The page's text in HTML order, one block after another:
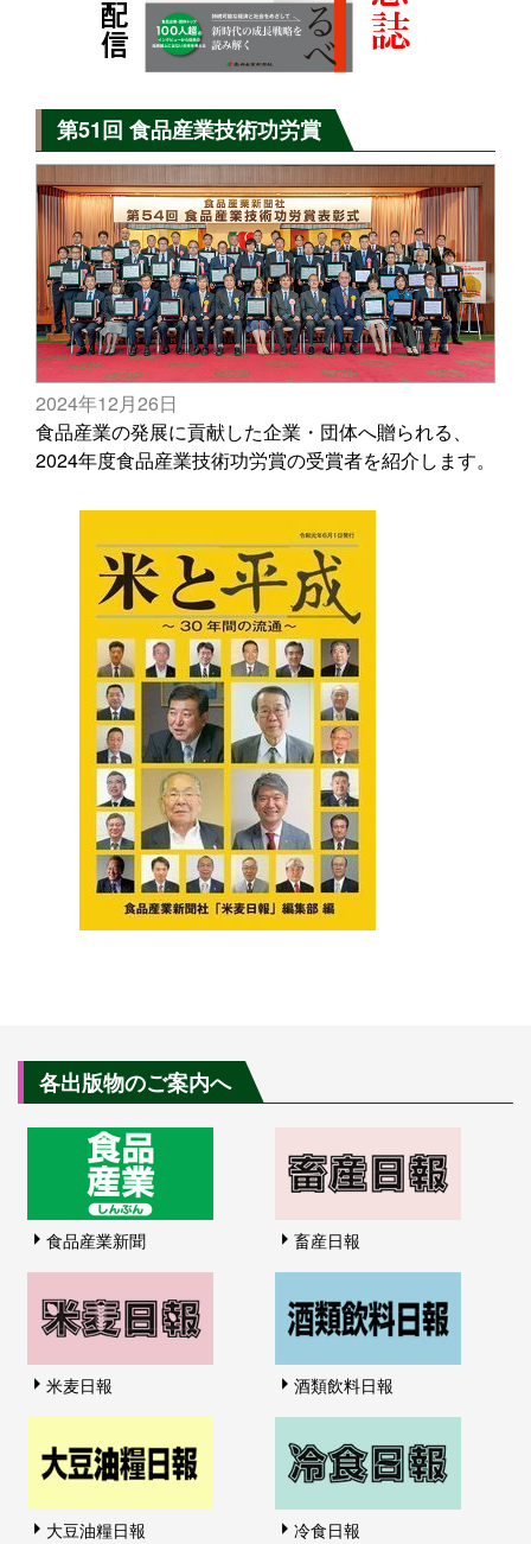
第51回 食品産業技術功労賞
2024年12月26日
食品産業の発展に貢献した企業・団体へ贈られる、
2024年度食品産業技術功労賞の受賞者を紹介します。
各出版物のご案内へ
食品産業新聞 畜産日報
米麦日報 酒類飲料日報
大豆油糧日報 冷食日報